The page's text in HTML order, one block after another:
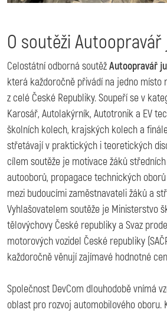
O soutěži
Celostátní odborná soutěžAutoopravář
která každoročně přivádí na jedno místo
z celé České Republiky. Soupeří se v
Karosář, Autolakýrník, Autotronik a EV
školních kolech, krajských kolech a
střetávají v praktických i teoretických
cílem soutěže je motivace žáků
autooborů, propagace technických
mezi budoucími zaměstnavateli žáků a
Vyhlašovatelem soutěže je Ministerstvo
tělovýchovy České republiky a Svaz
motorových vozidel České republiky
každoročně věnují zajímavé hodnotné
Společnost DevCom dlouhodobě vnímá
oblast pro rozvoj automobilového oboru.